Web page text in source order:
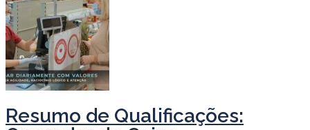
Resumo de Qualificações: